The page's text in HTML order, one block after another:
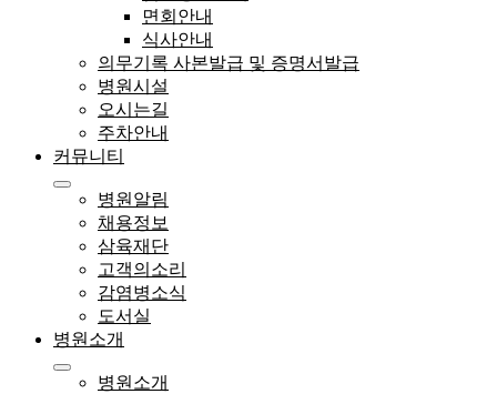
면회안내
식사안내
의무기록 사본발급 및 증명서발급
병원시설
오시는길
주차안내
커뮤니티
병원알림
채용정보
삼육재단
고객의소리
감염병소식
도서실
병원소개
병원소개